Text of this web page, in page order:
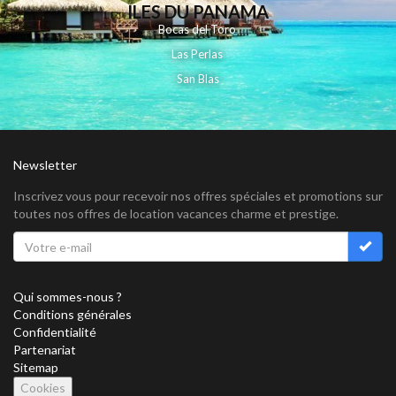
ILES DU PANAMA
Bocas del Toro
Las Perlas
San Blas
Newsletter
Inscrivez vous pour recevoir nos offres spéciales et promotions sur
toutes nos offres de location vacances charme et prestige.
Qui sommes-nous ?
Conditions générales
Confidentialité
Partenariat
Sitemap
Cookies